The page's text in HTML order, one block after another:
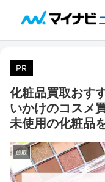
PR
化粧品買取おす
いかけのコスメ
未使用の化粧品
買取